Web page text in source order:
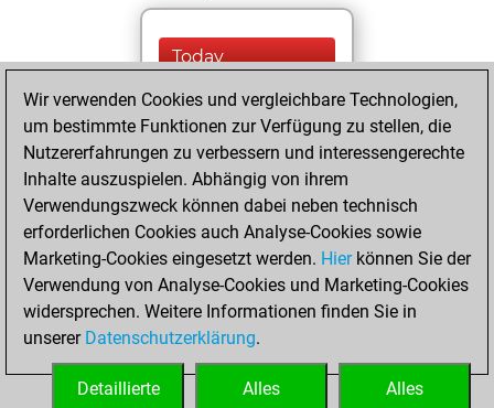
Today
You are ranked
#9530 in Fritz by Elo
Fritz
ranked #20063 in
Fritz Beauty
Mittwoch, Mai 31,
2023
You created
your Fritz account
Wir verwenden Cookies und vergleichbare Technologien,
um bestimmte Funktionen zur Verfügung zu stellen, die
Nutzererfahrungen zu verbessern und interessengerechte
Inhalte auszuspielen. Abhängig von ihrem
Verwendungszweck können dabei neben technisch
erforderlichen Cookies auch Analyse-Cookies sowie
Marketing-Cookies eingesetzt werden. Hierkönnen Sie der
Verwendung von Analyse-Cookies und Marketing-Cookies
widersprechen. Weitere Informationen finden Sie in
unserer Datenschutzerklärung.
Alles
Alles
Detaillierte